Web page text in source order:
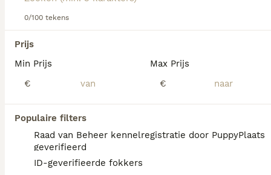
0/100 tekens
Prijs
Min Prijs
€
Max Prijs
€
Populaire filters
Raad van Beheer kennelregistratie door PuppyPlaats
geverifieerd
ID-geverifieerde fokkers
We hebben 0 Landseer ECT Honden ter
Als je toekomstige resultaten wil zien voor deze
exacte zoekopdracht, sla dan je zoekopdracht op en
FAQ's